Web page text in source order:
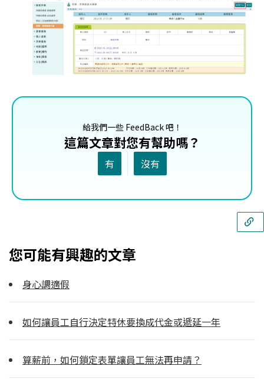
給我們一些 FeedBack 吧！
這篇文章對您有幫助嗎？
有 沒有
您可能有興趣的文章
身心調適假
如何讓員工自行決定特休要換成代金或遞延一年
算薪前，如何鎖定表單讓員工無法再申請？